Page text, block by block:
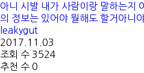
아니 시발 내가 사람이랑 말하는지
의 정보는 있어야 뭘해도 할거아니
leakygut
2017.11.03
조회 수 3524
추천 수 0